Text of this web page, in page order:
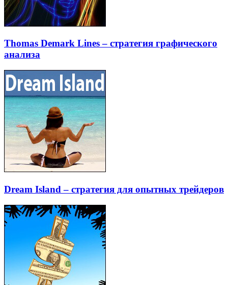
Thomas Demark Lines – стратегия графического
анализа
Dream Island – стратегия для опытных трейдеров